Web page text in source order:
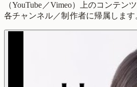
（YouTube／Vimeo）上のコンテン
各チャンネル／制作者に帰属します